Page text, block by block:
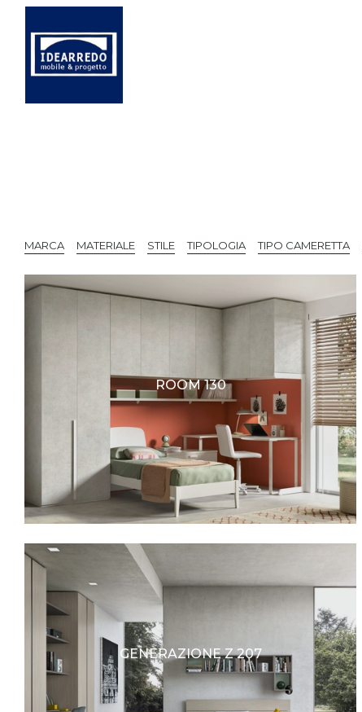
MARCA MATERIALE STILE TIPOLOGIA TIPO CAMERETTA
ROOM 130
GENERAZIONE Z 207